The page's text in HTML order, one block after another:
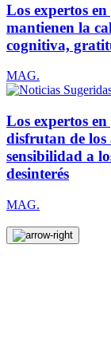
Los expertos
mantienen la
cognitiva,
MAG.
Los expertos
disfrutan de los
sensibilidad a
desinterés
MAG.